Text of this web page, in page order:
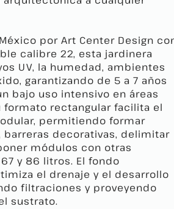
por Art Center Design
calibre 22, esta jardinera
UV, la humedad, ambientes
garantizando de 5 a 7 años
bajo uso intensivo en áreas
formato rectangular facilita el
permitiendo formar
barreras decorativas, delimitar
módulos con otras
y 86 litros. El fondo
el drenaje y el desarrollo
filtraciones y proveyendo
sustrato.